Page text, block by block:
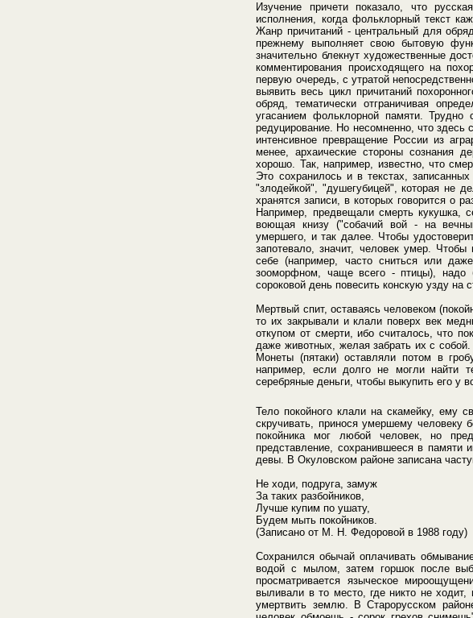
Изучение причети показало, что
исполнения, когда фольклорный текст
Жанр причитаний - центральный для
прежнему выполняет свою бытовую
значительно блекнут художественные
комментирования происходящего на
первую очередь, с утратой
выявить весь цикл причитаний
обряд, тематически отграничивая
угасанием фольклорной памяти. Трудно
редуцирование. Но несомненно, что здесь
интенсивное превращение России из
менее, архаические стороны сознания
хорошо. Так, например, известно, что
Это сохранилось и в текстах,
"злодейкой", "душегубицей", которая не
хранятся записи, в которых говорится о
Например, предвещали смерть кукушка,
воющая книзу ("собачий вой - на
умершего, и так далее. Чтобы
запотевало, значит, человек умер.
себе (например, часто сниться или
зооморфном, чаще всего - птицы), надо
сороковой день повесить конскую узду на
Мертвый спит, оставаясь человеком
то их закрывали и клали поверх век
откупом от смерти, ибо считалось, что
даже животных, желая забрать их с
Монеты (пятаки) оставляли потом в
например, если долго не могли найти
серебряные деньги, чтобы выкупить его у
Тело покойного клали на скамейку, ему
скручивать, принося умершему
покойника мог любой человек, но
представление, сохранившееся в
девы. В Окуловском районе записана
Не ходи, подруга, замуж
За таких разбойников,
Лучше купим по ушату,
Будем мыть покойников.
(Записано от М. Н. Федоровой в 1988 году)
Сохранился обычай оплачивать
водой с мылом, затем горшок после
просматривается языческое
выливали в то место, где никто не ходит,
умертвить землю. В Старорусском